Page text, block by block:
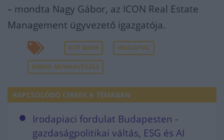
– mondta Nagy Gábor, az ICON Real Estate
Management ügyvezető igazgatója.
OTP BANK IRODAPIAC
HIBRID MUNKAVÉGZÉS
KAPCSOLÓDÓ CIKKEK A TÉMÁBAN
Irodapiaci fordulat Budapesten -
gazdaságpolitikai váltás, ESG és AI